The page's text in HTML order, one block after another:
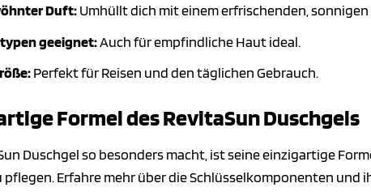
Duft:Umhüllt dich mit einem erfrischenden, sonnigen
geeignet:Auch für empfindliche Haut ideal.
Perfekt für Reisen und den täglichen Gebrauch.
Formel des RevitaSun Duschgels
Duschgel so besonders macht, ist seine einzigartige
Erfahre mehr über die Schlüsselkomponenten und